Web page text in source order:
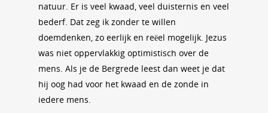
natuur. Er is veel kwaad, veel duisternis en veel
bederf. Dat zeg ik zonder te willen
doemdenken, zo eerlijk en reëel mogelijk. Jezus
was niet oppervlakkig optimistisch over de
mens. Als je de Bergrede leest dan weet je dat
hij oog had voor het kwaad en de zonde in
iedere mens.